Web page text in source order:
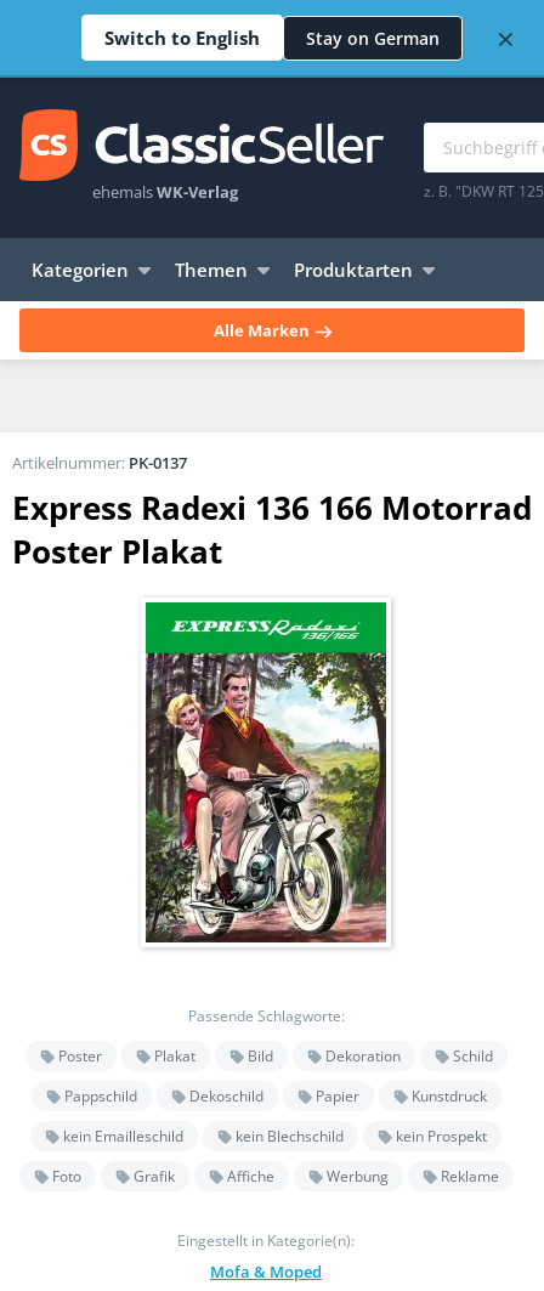
Switch to English Stay on German ×
ehemalsWK-Verlag z. B. "DKW RT
Kategorien Themen Produktarten
Alle Marken
Express Radexi 136 166 Motorrad
Poster Plakat
Passende Schlagworte:
Poster
Plakat Bild Dekoration
Schild
Pappschild
Dekoschild Papier
Kunstdruck
kein Emailleschild
kein Blechschild
kein Prospekt
Foto
Grafik Affiche Werbung Reklame
Eingestellt in Kategorie(n):
Mofa & Moped
Artikelnummer: PK-0137